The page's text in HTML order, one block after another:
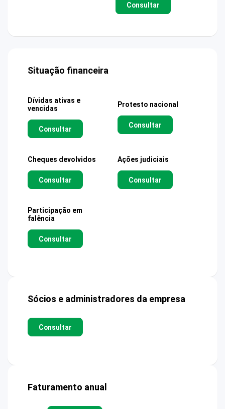
Consultar
Situação financeira
Dívidas ativas e
vencidas
Consultar
Protesto nacional
Consultar
Cheques devolvidos
Consultar
Ações judiciais
Consultar
Participação em
falência
Consultar
Sócios e administradores da empresa
Consultar
Faturamento anual